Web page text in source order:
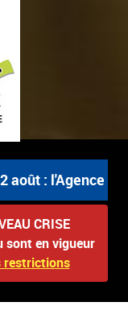
août : l'Agence
CRISE
sont en vigueur
restrictions